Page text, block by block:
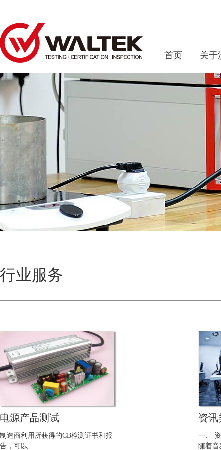
首页 关于
行业服务
电源产品测试
制造商利用所获得的CB检测证书和报
告，可以...
资讯
一、
随着